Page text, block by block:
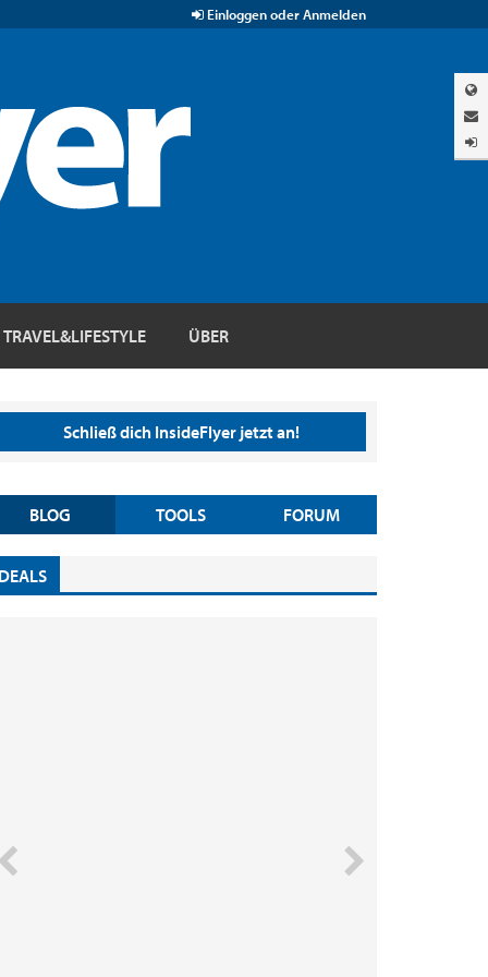
Einloggen oder Anmelden
TRAVEL&LIFESTYLE ÜBER
Schließ dich InsideFlyer jetzt an!
BLOG TOOLS FORUM
DEALS